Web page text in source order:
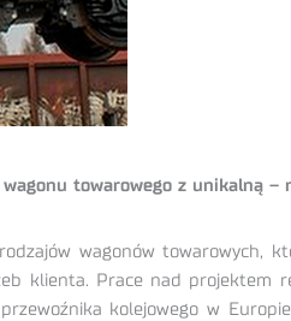
towarowego z unikalną
wagonów towarowych,
klienta. Prace nad projektem
kolejowego w